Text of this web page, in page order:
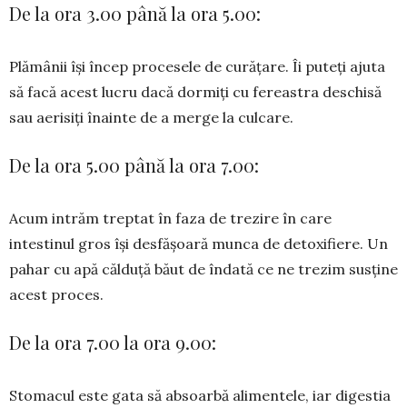
De la ora 3.00 până la ora 5.00:
Plămânii își încep procesele de curățare. Îi puteți ajuta
să facă acest lucru dacă dormiți cu fereastra deschisă
sau aerisiți înainte de a merge la culcare.
De la ora 5.00 până la ora 7.00:
Acum intrăm treptat în faza de trezire în care
intestinul gros își desfășoară munca de detoxifiere. Un
pahar cu apă călduță băut de îndată ce ne trezim susține
acest proces.
De la ora 7.00 la ora 9.00:
Stomacul este gata să absoarbă alimentele, iar digestia